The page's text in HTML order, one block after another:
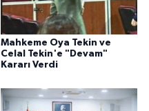
Mahkeme Oya Tekin ve
Celal Tekin'e "Devam"
Kararı Verdi